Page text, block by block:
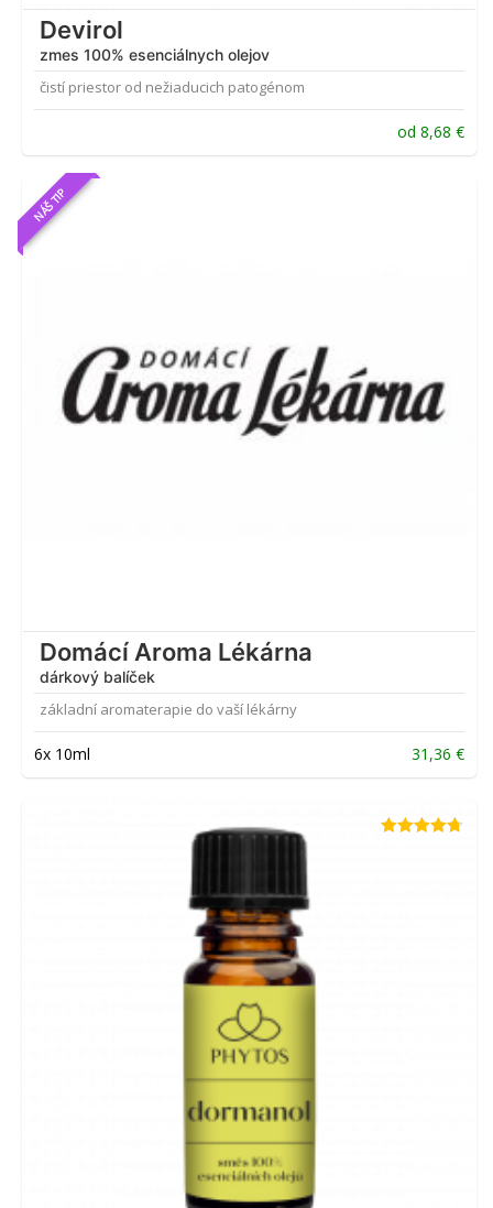
Devirol
zmes 100% esenciálnych olejov
čistí priestor od nežiaducich patogénom
od 8,68 €
NÁŠ TIP
Domácí Aroma Lékárna
dárkový balíček
základní aromaterapie do vaší lékárny
6x 10ml 31,36 €